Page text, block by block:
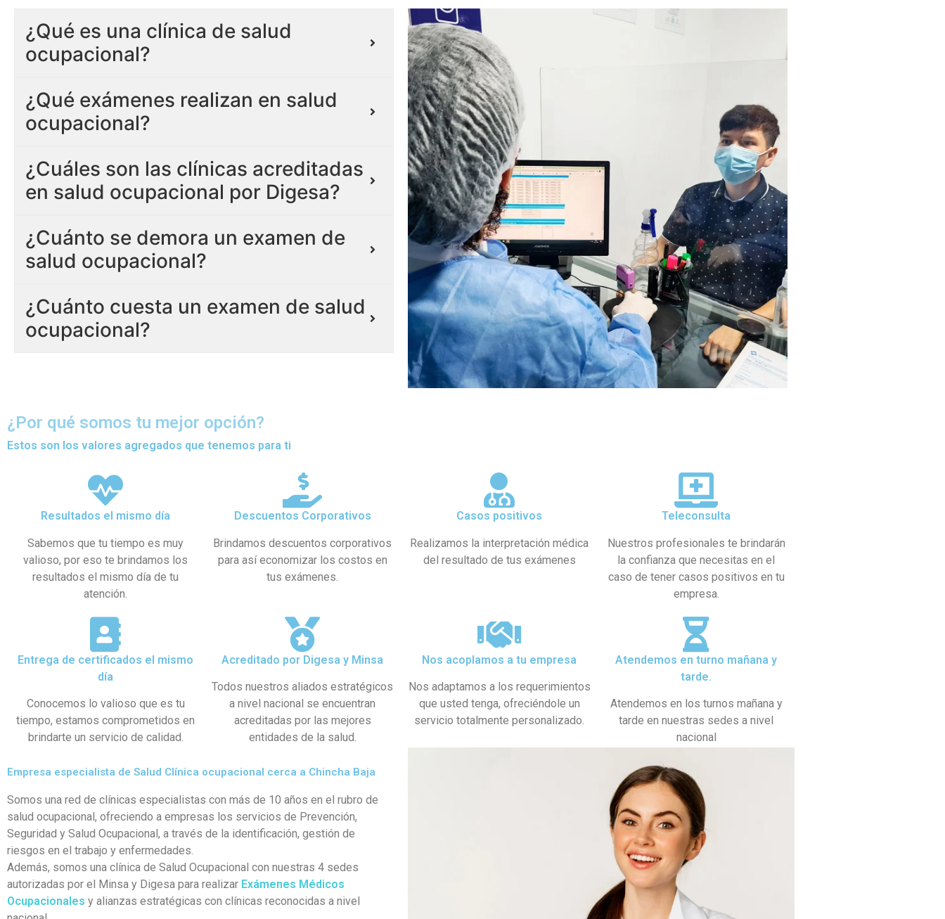
¿Qué es una clínica de salud
ocupacional?
¿Qué exámenes realizan en salud
ocupacional?
¿Cuáles son las clínicas acreditadas
en salud ocupacional por Digesa?
¿Cuánto se demora un examen de
salud ocupacional?
¿Cuánto cuesta un examen de salud
ocupacional?
¿Por qué somos tu mejor opción?
Estos son los valores agregados que tenemos para ti
Resultados el mismo día
Sabemos que tu tiempo es muy
valioso, por eso te brindamos los
resultados el mismo día de tu
atención.
Descuentos Corporativos
Brindamos descuentos corporativos
para así economizar los costos en
tus exámenes.
Casos positivos
Realizamos la interpretación médica
del resultado de tus exámenes
Teleconsulta
Nuestros profesionales te brindarán
la confianza que necesitas en el
caso de tener casos positivos en tu
empresa.
Entrega de certificados el mismo
día
Conocemos lo valioso que es tu
tiempo, estamos comprometidos en
brindarte un servicio de calidad.
Acreditado por Digesa y Minsa​
Todos nuestros aliados estratégicos
a nivel nacional se encuentran
acreditadas por las mejores
entidades de la salud.
Nos acoplamos a tu empresa
Nos adaptamos a los requerimientos
que usted tenga, ofreciéndole un
servicio totalmente personalizado.
Atendemos en turno mañana y
tarde.
Atendemos en los turnos mañana y
tarde en nuestras sedes a nivel
nacional
Empresa especialista de Salud Clínica ocupacional cerca a Chincha Baja
Somos una red de clínicas especialistas con más de 10 años en el rubro de
salud ocupacional, ofreciendo a empresas los servicios de Prevención,
Seguridad y Salud Ocupacional, a través de la identificación, gestión de
riesgos en el trabajo y enfermedades.
Además, somos una clínica de Salud Ocupacional con nuestras 4 sedes
autorizadas por el Minsa y Digesa para realizar Exámenes Médicos
Ocupacionales y alianzas estratégicas con clínicas reconocidas a nivel